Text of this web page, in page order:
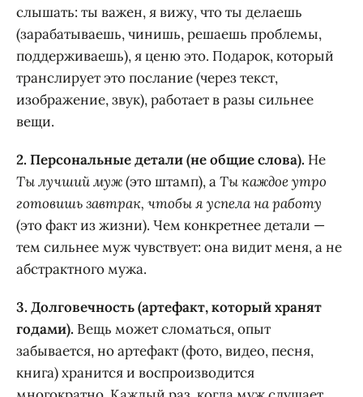
слышать: ты важен, я вижу, что ты делаешь
(зарабатываешь, чинишь, решаешь проблемы,
поддерживаешь), я ценю это. Подарок, который
транслирует это послание (через текст,
изображение, звук), работает в разы сильнее
вещи.
2. Персональные детали (не общие слова). Не
Ты лучший муж(это штамп), аТы каждое утро
готовишь завтрак, чтобы я успела на работу
(это факт из жизни). Чем конкретнее детали —
тем сильнее муж чувствует: она видит меня, а не
абстрактного мужа.
3. Долговечность (артефакт, который хранят
годами). Вещь может сломаться, опыт
забывается, но артефакт (фото, видео, песня,
книга) хранится и воспроизводится